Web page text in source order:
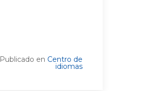
Publicado en Centro de
idiomas